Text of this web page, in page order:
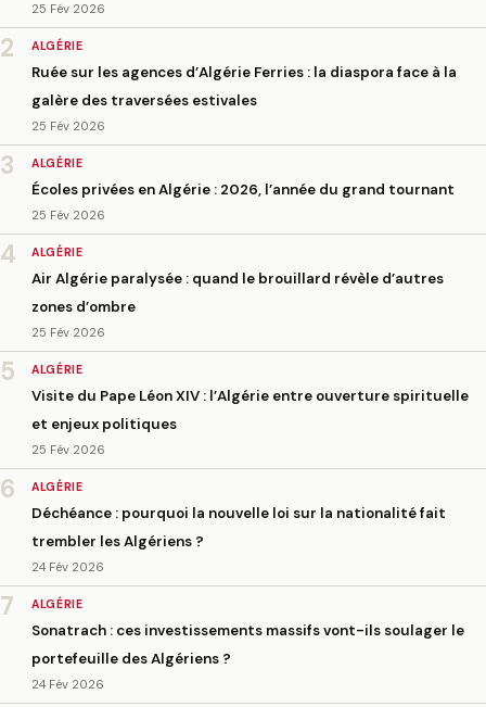
25 Fév 2026
2 ALGÉRIE
Ruée sur les agences d’Algérie Ferries : la diaspora face à la
galère des traversées estivales
25 Fév 2026
3 ALGÉRIE
Écoles privées en Algérie : 2026, l’année du grand tournant
25 Fév 2026
4 ALGÉRIE
Air Algérie paralysée : quand le brouillard révèle d’autres
zones d’ombre
25 Fév 2026
5 ALGÉRIE
Visite du Pape Léon XIV : l’Algérie entre ouverture spirituelle
et enjeux politiques
25 Fév 2026
6 ALGÉRIE
Déchéance : pourquoi la nouvelle loi sur la nationalité fait
trembler les Algériens ?
24 Fév 2026
7 ALGÉRIE
Sonatrach : ces investissements massifs vont-ils soulager le
portefeuille des Algériens ?
24 Fév 2026